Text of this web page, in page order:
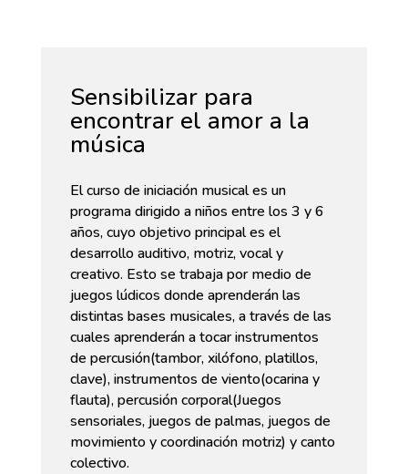
Sensibilizar para
encontrar el amor a la
música
El curso de iniciación musical es un
programa dirigido a niños entre los 3 y 6
años, cuyo objetivo principal es el
desarrollo auditivo, motriz, vocal y
creativo. Esto se trabaja por medio de
juegos lúdicos donde aprenderán las
distintas bases musicales, a través de las
cuales aprenderán a tocar instrumentos
de percusión(tambor, xilófono, platillos,
clave), instrumentos de viento(ocarina y
flauta), percusión corporal(Juegos
sensoriales, juegos de palmas, juegos de
movimiento y coordinación motriz) y canto
colectivo.